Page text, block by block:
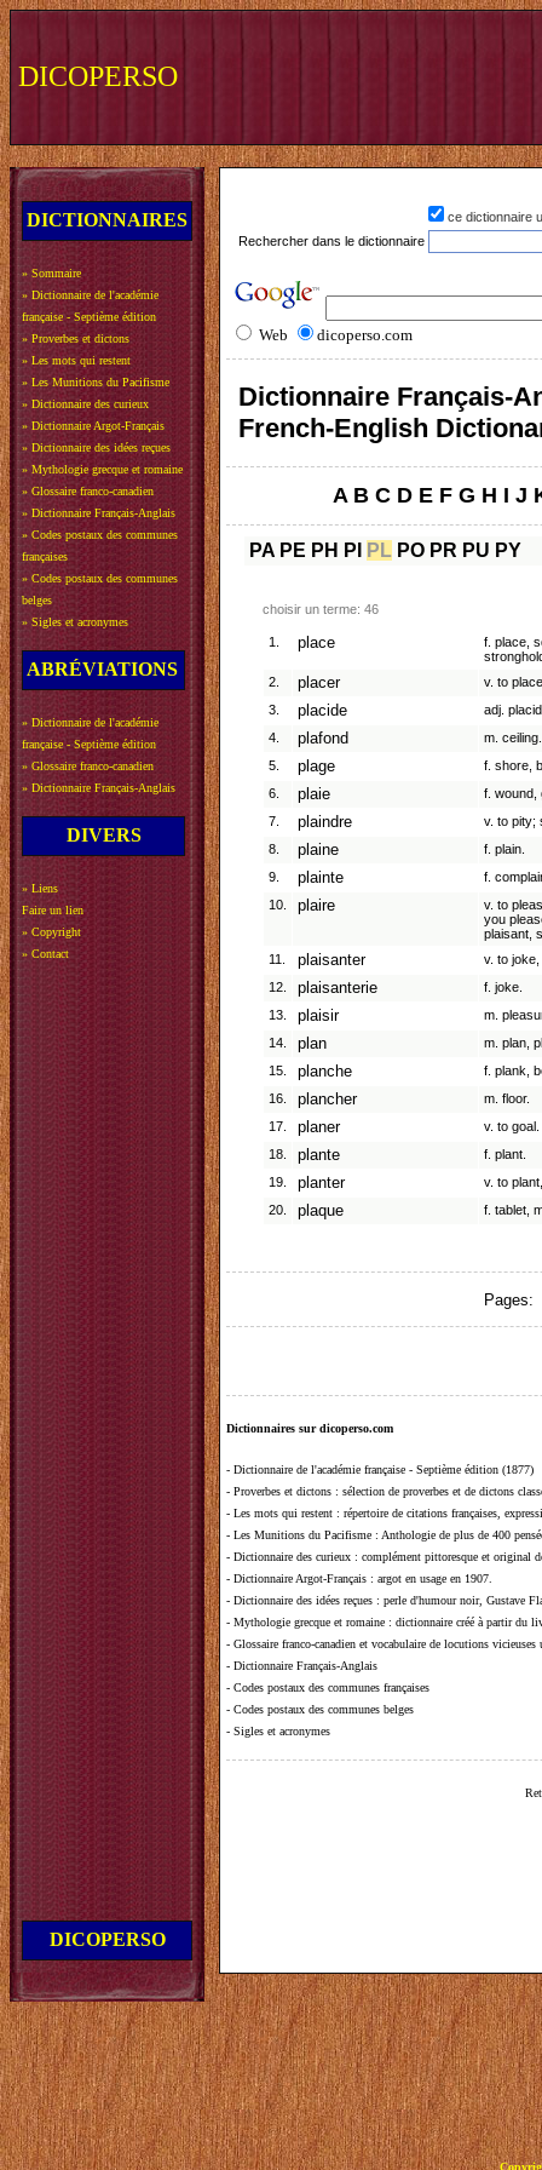
DICOPERSO
DICTIONNAIRES
» Sommaire
» Dictionnaire de l'académie
française - Septième édition
» Proverbes et dictons
» Les mots qui restent
» Les Munitions du Pacifisme
» Dictionnaire des curieux
» Dictionnaire Argot-Français
» Dictionnaire des idées reçues
» Mythologie grecque et romaine
» Glossaire franco-canadien
» Dictionnaire Français-Anglais
» Codes postaux des communes
françaises
» Codes postaux des communes
belges
» Sigles et acronymes
ABRÉVIATIONS
» Dictionnaire de l'académie
française - Septième édition
» Glossaire franco-canadien
» Dictionnaire Français-Anglais
DIVERS
» Liens
Faire un lien
» Copyright
» Contact
DICOPERSO
ce dictionnaire
Rechercher dans le dictionnaire
Web dicoperso.com
Dictionnaire Français-
French-English
A B C D E F G H I J
PA PE PH PI PL PO PR PU PY
choisir un terme: 46
1. place
f. place,
2.
placer
v. to
3.
placide
adj.
4.
plafond
m. ceiling.
5.
plage
f. shore,
6.
plaie
f. wound,
7.
plaindre
v. to pity;
8.
plaine
f. plain.
9.
plainte
f.
10.
plaire
v. to
you
plaisant,
11.
plaisanter
v. to
12.
plaisanterie
f. joke.
13.
plaisir
m.
14.
plan
m. plan,
15.
planche
f. plank,
16.
plancher
m. floor.
17.
planer
v. to goal.
18.
plante
f. plant.
19.
planter
v. to
20.
plaque f. tablet,
Dictionnaires sur dicoperso.com
- Dictionnaire de l'académie française - Septième édition (1877)
- Proverbes et dictons : sélection de proverbes et de dictons
- Les mots qui restent : répertoire de citations françaises,
- Les Munitions du Pacifisme : Anthologie de plus de 400
- Dictionnaire des curieux : complément pittoresque et original
- Dictionnaire Argot-Français : argot en usage en 1907.
- Dictionnaire des idées reçues : perle d'humour noir, Gustave
- Mythologie grecque et romaine : dictionnaire créé à partir du
- Glossaire franco-canadien et vocabulaire de locutions vicieuses
- Dictionnaire Français-Anglais
- Codes postaux des communes françaises
- Codes postaux des communes belges
- Sigles et acronymes